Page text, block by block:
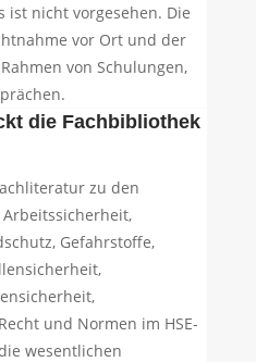
ist nicht vorgesehen. Die
vor Ort und der
von Schulungen,
die Fachbibliothek
zu den
Gefahrstoffe,
und Normen im HSE-
wesentlichen